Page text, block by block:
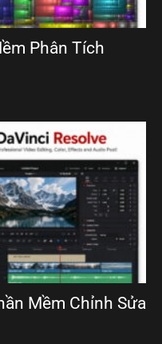
Phân Tích
Mềm Chỉnh Sửa